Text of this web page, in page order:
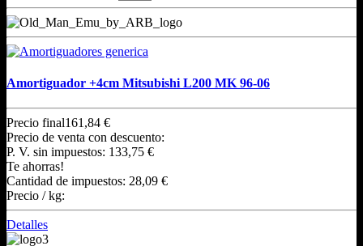
Amortiguador +4cm Mitsubishi L200 MK 96-06
Precio final161,84 €
Precio de venta con descuento:
P. V. sin impuestos: 133,75 €
Te ahorras!
Cantidad de impuestos: 28,09 €
Precio / kg:
Detalles